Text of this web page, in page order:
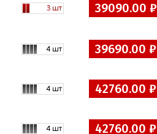
39090.00 ₽
39690.00 ₽
42760.00 ₽
42760.00 ₽